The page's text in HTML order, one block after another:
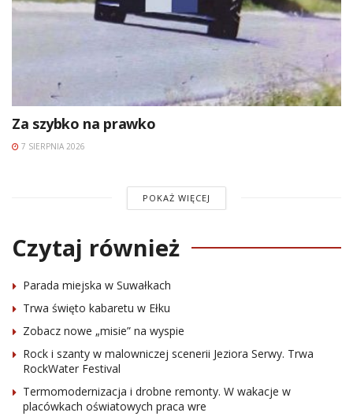
Za szybko na prawko
7 SIERPNIA 2026
POKAŻ WIĘCEJ
Czytaj również
Parada miejska w Suwałkach
Trwa święto kabaretu w Ełku
Zobacz nowe „misie” na wyspie
Rock i szanty w malowniczej scenerii Jeziora Serwy. Trwa
RockWater Festival
Termomodernizacja i drobne remonty. W wakacje w
placówkach oświatowych praca wre